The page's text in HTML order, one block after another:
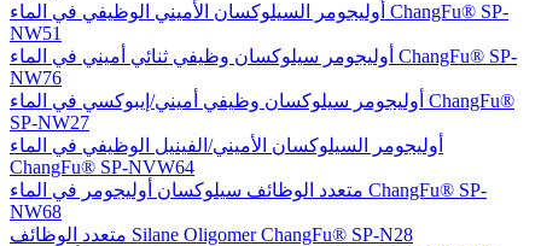
أوليجومر السيلوكسان الأميني الوظيفي في الماء ChangFu® SP-
NW51
أوليجومر سيلوكسان وظيفي ثنائي أميني في الماء ChangFu® SP-
NW76
أوليجومر سيلوكسان وظيفي أميني/إيبوكسي في الماء ChangFu®
SP-NW27
أوليجومر السيلوكسان الأميني/الفينيل الوظيفي في الماء
ChangFu® SP-NVW64
متعدد الوظائف سيلوكسان أوليجومر في الماء ChangFu® SP-
NW68
متعدد الوظائف Silane Oligomer ChangFu® SP-N28